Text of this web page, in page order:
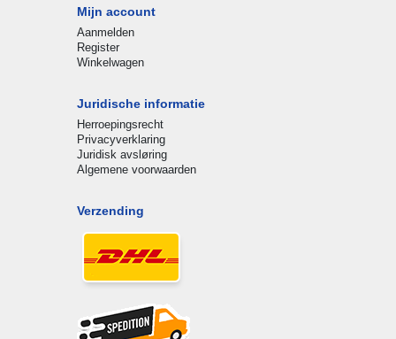
Mijn account
Aanmelden
Register
Winkelwagen
Juridische informatie
Herroepingsrecht
Privacyverklaring
Juridisk avsløring
Algemene voorwaarden
Verzending